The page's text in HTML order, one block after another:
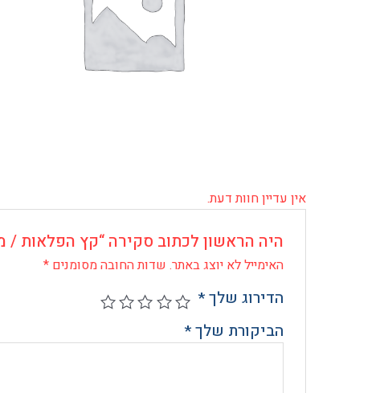
אין עדיין חוות דעת.
היה הראשון לכתוב סקירה “קץ הפלאות /
האימייל לא יוצג באתר. שדות החובה מסומנים *
הדירוג שלך*
הביקורת שלך*